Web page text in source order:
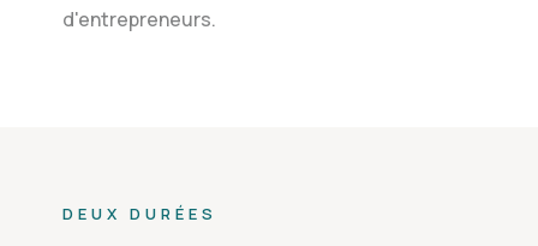
d'entrepreneurs.
DEUX DURÉES